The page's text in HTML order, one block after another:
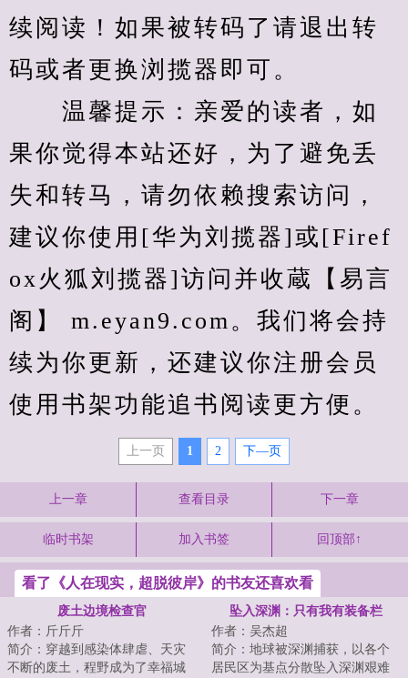
续阅读！如果被转码了请退出转
码或者更换浏揽器即可。
温馨提示：亲爱的读者，如
果你觉得本站还好，为了避免丢
失和转马，请勿依赖搜索访问，
建议你使用[华为刘揽器]或[Firef
ox火狐刘揽器]访问并收蔵【易言
阁】 m.eyan9.com。我们将会持
续为你更新，还建议你注册会员
使用书架功能追书阅读更方便。
上一页 1 2 下—页
上一章 查看目录 下一章
临时书架 加入书签 回顶部↑
看了《人在现实，超脱彼岸》的书友还喜欢看
废土边境检查官
作者：斤斤斤
简介：穿越到感染体肆虐、天灾
不断的废土，程野成为了幸福城
坠入深渊：只有我有装备栏
作者：吴杰超
简介：地球被深渊捕获，以各个
居民区为基点分散坠入深渊艰难